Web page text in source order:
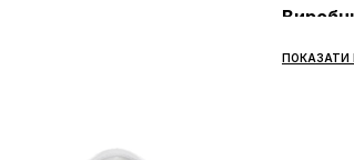
ПОКАЗАТИ